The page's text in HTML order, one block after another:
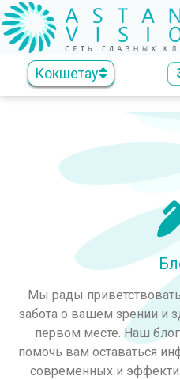
Кокшетау
Мы рады
забота о вашем зрении и
первом месте. Наш
помочь вам оставаться
современных и